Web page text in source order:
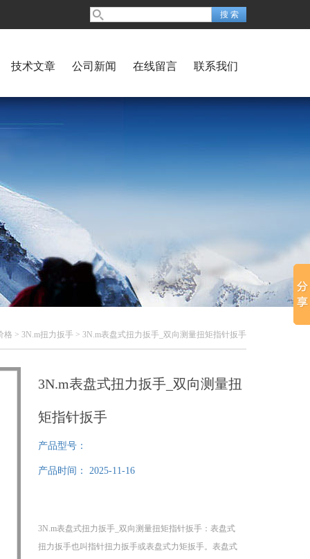
技术文章 公司新闻 在线留言 联系我们
格 > 3N.m扭力扳手 > 3N.m表盘式扭力扳手_双向测量扭矩指针扳手
3N.m表盘式扭力扳手_双向测量扭
矩指针扳手
产品型号：
产品时间： 2025-11-16
3N.m表盘式扭力扳手_双向测量扭矩指针扳手：表盘式
扭力扳手也叫指针扭力扳手或表盘式力矩扳手。表盘式